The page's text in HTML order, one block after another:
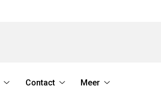
Contact
Meer